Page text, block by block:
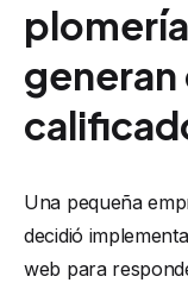
Una pequeña
decidió
web para